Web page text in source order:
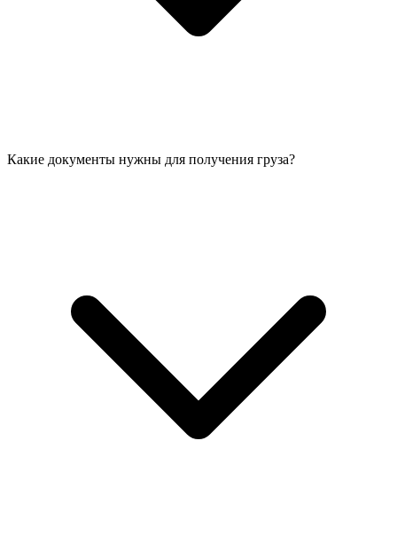
Какие документы нужны для получения груза?